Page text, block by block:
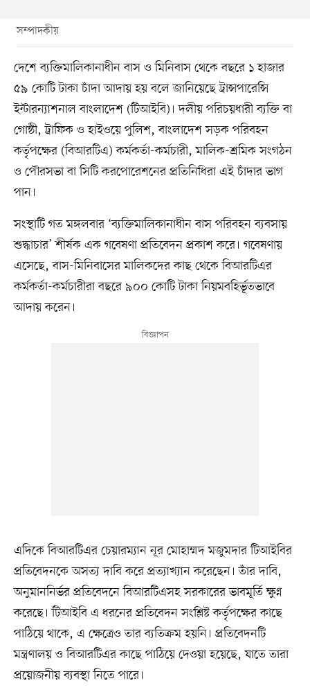
সম্পাদকীয়
দেশে ব্যক্তিমালিকানাধীন বাস ও মিনিবাস থেকে বছরে ১ হাজার
৫৯ কোটি টাকা চাঁদা আদায় হয় বলে জানিয়েছে ট্রান্সপারেন্সি
ইন্টারন্যাশনাল বাংলাদেশ (টিআইবি)। দলীয় পরিচয়ধারী ব্যক্তি বা
গোষ্ঠী, ট্রাফিক ও হাইওয়ে পুলিশ, বাংলাদেশ সড়ক পরিবহন
কর্তৃপক্ষের (বিআরটিএ) কর্মকর্তা-কর্মচারী, মালিক-শ্রমিক সংগঠন
ও পৌরসভা বা সিটি করপোরেশনের প্রতিনিধিরা এই চাঁদার ভাগ
পান।
সংস্থাটি গত মঙ্গলবার ‘ব্যক্তিমালিকানাধীন বাস পরিবহন ব্যবসায়
শুদ্ধাচার’ শীর্ষক এক গবেষণা প্রতিবেদন প্রকাশ করে। গবেষণায়
এসেছে, বাস-মিনিবাসের মালিকদের কাছ থেকে বিআরটিএর
কর্মকর্তা-কর্মচারীরা বছরে ৯০০ কোটি টাকা নিয়মবহির্ভূতভাবে
আদায় করেন।
এদিকে বিআরটিএর চেয়ারম্যান নূর মোহাম্মদ মজুমদার টিআইবির
প্রতিবেদনকে অসত্য দাবি করে প্রত্যাখ্যান করেছেন। তাঁর দাবি,
অনুমাননির্ভর প্রতিবেদনে বিআরটিএসহ সরকারের ভাবমূর্তি ক্ষুণ্ন
করেছে। টিআইবি এ ধরনের প্রতিবেদন সংশ্লিষ্ট কর্তৃপক্ষের কাছে
পাঠিয়ে থাকে, এ ক্ষেত্রেও তার ব্যতিক্রম হয়নি। প্রতিবেদনটি
মন্ত্রণালয় ও বিআরটিএর কাছে পাঠিয়ে দেওয়া হয়েছে, যাতে তারা
প্রয়োজনীয় ব্যবস্থা নিতে পারে।